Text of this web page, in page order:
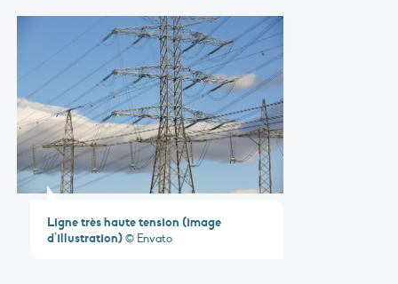
Ligne très haute tension (image
d’illustration)© Envato